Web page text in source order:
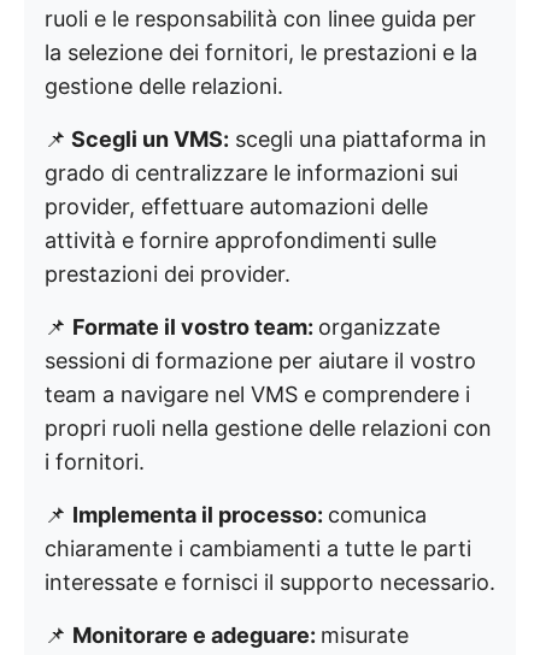
ruoli e le responsabilità con linee guida per
la selezione dei fornitori, le prestazioni e la
gestione delle relazioni.
📌 Scegli un VMS: scegli una piattaforma in
grado di centralizzare le informazioni sui
provider, effettuare automazioni delle
attività e fornire approfondimenti sulle
prestazioni dei provider.
📌 Formate il vostro team: organizzate
sessioni di formazione per aiutare il vostro
team a navigare nel VMS e comprendere i
propri ruoli nella gestione delle relazioni con
i fornitori.
📌 Implementa il processo: comunica
chiaramente i cambiamenti a tutte le parti
interessate e fornisci il supporto necessario.
📌 Monitorare e adeguare: misurate